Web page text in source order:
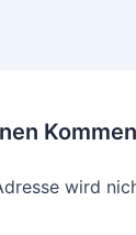
wird